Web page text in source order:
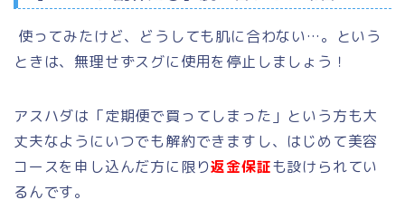
使ってみたけど、どうしても肌に合わない…。という
ときは、無理せずスグに使用を停止しましょう！
アスハダは 「定期便で買ってしまった」という方も大
丈夫なようにいつでも解約できますし、 はじめて美容
コースを申し込んだ方に限り返金保証も設けられてい
るんです。